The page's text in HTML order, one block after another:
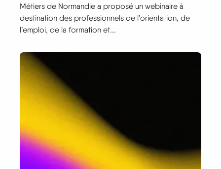
Métiers de Normandie a proposé un webinaire à
destination des professionnels de l’orientation, de
l’emploi, de la formation et...